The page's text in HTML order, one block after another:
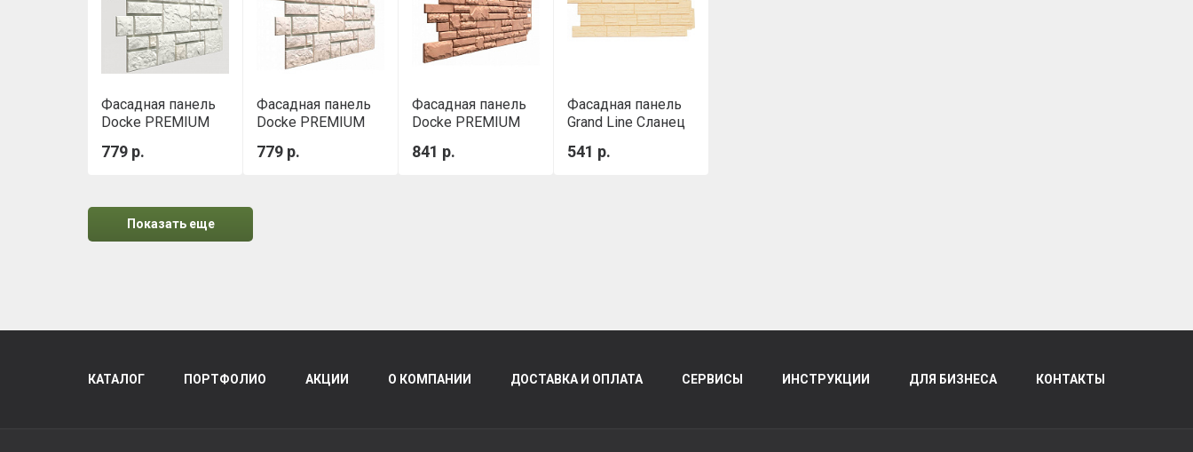
Фасадная панель
Docke PREMIUM
779 р.
Фасадная панель
Docke PREMIUM
779 р.
Фасадная панель
Docke PREMIUM
841 р.
Фасадная панель
Grand Line Сланец
541 р.
Показать еще
КАТАЛОГ ПОРТФОЛИО АКЦИИ О КОМПАНИИ ДОСТАВКА И ОПЛАТА СЕРВИСЫ ИНСТРУКЦИИ ДЛЯ БИЗНЕСА КОНТАКТЫ